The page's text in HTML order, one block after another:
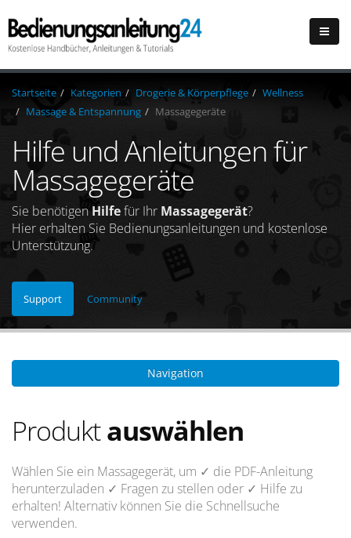
Startseite Kategorien Drogerie & Körperpflege
Wellness
Massage & Entspannung
Massagegeräte
Hilfe und Anleitungen für
Massagegeräte
Sie benötigen Hilfefür Ihr Massagegerät?
Hier erhalten Sie Bedienungsanleitungen und kostenlose
Unterstützung.
Support Community
Navigation
Produktauswählen
Wählen Sie ein Massagegerät, um ✓ die PDF-Anleitung
herunterzuladen ✓ Fragen zu stellen oder ✓ Hilfe zu
erhalten! Alternativ können Sie die Schnellsuche
verwenden.